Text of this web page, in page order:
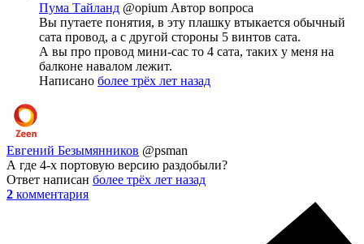
Пума Тайланд @opium Автор вопроса
Вы путаете понятия, в эту плашку втыкается обычный
сата провод, а с другой стороны 5 винтов сата.
А вы про провод мини-сас то 4 сата, таких у меня на
балконе навалом лежит.
Написано более трёх лет назад
Евгений Безымянников @psman
А где 4-х портовую версию раздобыли?
Ответ написан более трёх лет назад
2 комментария